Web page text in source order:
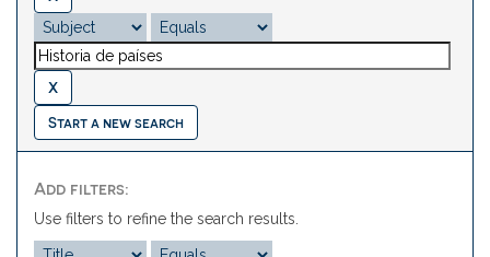
Start a new search
Add filters:
Use filters to refine the search results.